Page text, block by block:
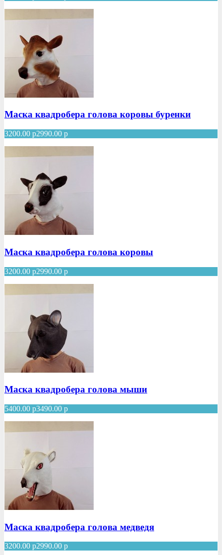
Маска квадробера голова коровы буренки
3200.00 р2990.00 р
Маска квадробера голова коровы
3200.00 р2990.00 р
Маска квадробера голова мыши
5400.00 р3490.00 р
Маска квадробера голова медведя
3200.00 р2990.00 р